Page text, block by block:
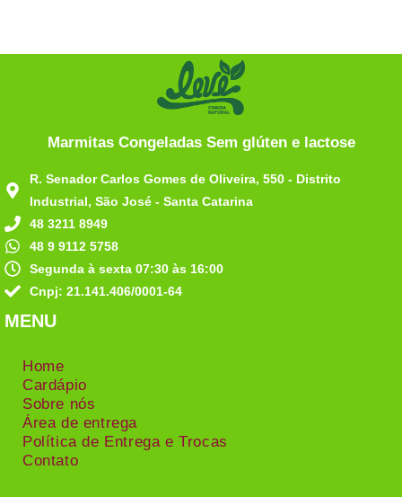
Marmitas Congeladas Sem glúten e lactose
R. Senador Carlos Gomes de Oliveira, 550 - Distrito
Industrial, São José - Santa Catarina
48 3211 8949
48 9 9112 5758
Segunda à sexta 07:30 às 16:00
Cnpj: 21.141.406/0001-64
MENU
Home
Cardápio
Sobre nós
Área de entrega
Política de Entrega e Trocas
Contato